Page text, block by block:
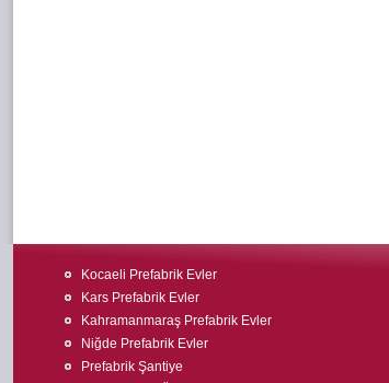
Kocaeli Prefabrik Evler
Kars Prefabrik Evler
Kahramanmaraş Prefabrik Evler
Niğde Prefabrik Evler
Prefabrik Şantiye